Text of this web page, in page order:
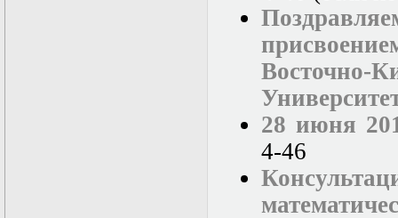
28 июня
4-46